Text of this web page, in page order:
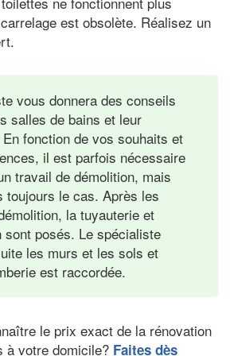
est obsolète. Réalisez un
vous donnera des conseils
salles de bains et leur
fonction de vos souhaits et
il est parfois nécessaire
travail de démolition, mais
toujours le cas. Après les
la tuyauterie et
sont posés. Le spécialiste
les murs et les sols et
est raccordée.
le prix exact de la rénovation
à votre domicile? Faites dès